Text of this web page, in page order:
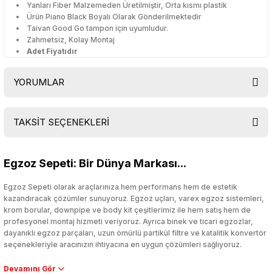
Yanları Fiber Malzemeden Üretilmiştir, Orta kısmı plastik
Ürün Piano Black Boyalı Olarak Gönderilmektedir
Taivan Good Go tampon için uyumludur.
Zahmetsiz, Kolay Montaj
Adet Fiyatıdır
YORUMLAR
TAKSİT SEÇENEKLERİ
Egzoz Sepeti: Bir Dünya Markası...
Egzoz Sepeti olarak araçlarınıza hem performans hem de estetik
kazandıracak çözümler sunuyoruz. Egzoz uçları, varex egzoz sistemleri,
krom borular, downpipe ve body kit çeşitlerimiz ile hem satış hem de
profesyonel montaj hizmeti veriyoruz. Ayrıca binek ve ticari egzozlar,
dayanıklı egzoz parçaları, uzun ömürlü partikül filtre ve katalitik konvertör
seçenekleriyle aracınızın ihtiyacına en uygun çözümleri sağlıyoruz.
Performans artışı isteyen sürücüler için özel performans egzozları ve